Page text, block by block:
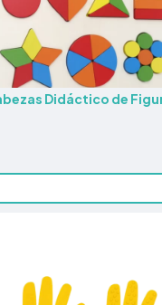
Didáctico de